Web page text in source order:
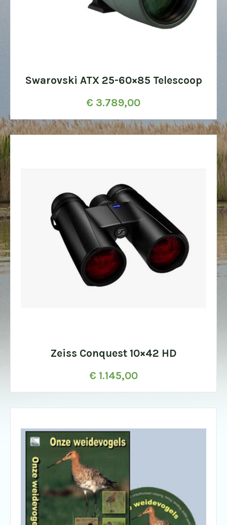
Swarovski ATX 25-60×85 Telescoop
€ 3.789,00
Zeiss Conquest 10×42 HD
€ 1.145,00